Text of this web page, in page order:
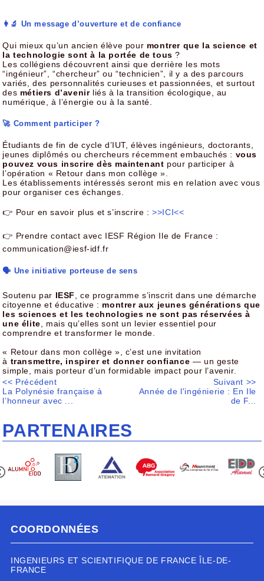
👩‍🔬 Un message d’ouverture et de confiance
Qui mieux qu’un ancien élève pour montrer que la science et
la technologie sont à la portée de tous ?
Les collégiens découvrent ainsi que derrière les mots
“ingénieur”, “chercheur” ou “technicien”, il y a des parcours
variés, des personnalités curieuses et passionnées, et surtout
des métiers d’avenirliés à la transition écologique, au
numérique, à l’énergie ou à la santé.
🚀 Comment participer ?
Étudiants de fin de cycle d’IUT, élèves ingénieurs, doctorants,
jeunes diplômés ou chercheurs récemment embauchés : vous
pouvez vous inscrire dès maintenant pour participer à
l’opération « Retour dans mon collège ».
Les établissements intéressés seront mis en relation avec vous
pour organiser ces échanges.
👉 Pour en savoir plus et s’inscrire :>>ICI<<
👉 Prendre contact avec IESF Région Ile de France :
communication@iesf-idf.fr
🗣️ Une initiative porteuse de sens
Soutenu par IESF
, ce programme s’inscrit dans une démarche
citoyenne et éducative : montrer aux jeunes générations que
les sciences et les technologies ne sont pas réservées à
une élite , mais qu’elles sont un levier essentiel pour
comprendre et transformer le monde.
« Retour dans mon collège », c’est une invitation
à transmettre, inspirer et donner confiance — un geste
simple, mais porteur d’un formidable impact pour l’avenir.
<< Précédent
La Polynésie française à
l’honneur avec ...
Suivant >>
Année de l'ingénierie : En Ile
de F...
PARTENAIRES
COORDONNÉES
INGENIEURS ET SCIENTIFIQUE DE FRANCE ÎLE-DE-
FRANCE